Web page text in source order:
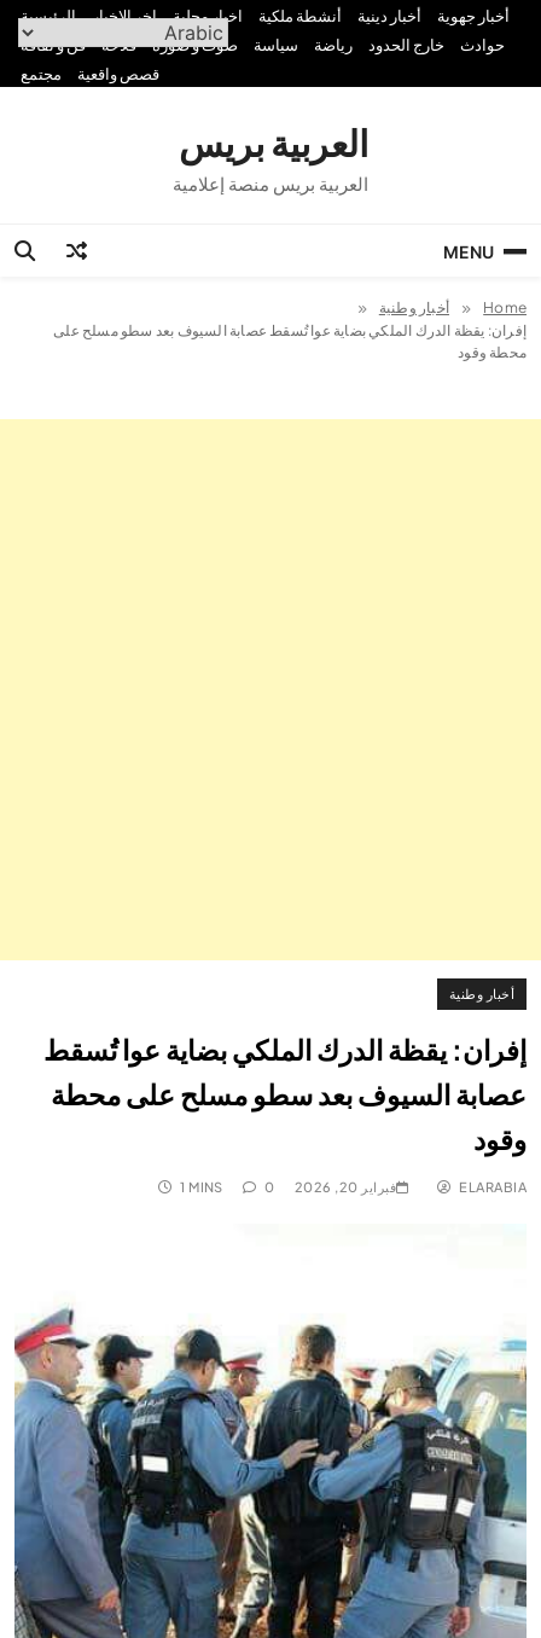
Skipأخبار جهوية أخبار دينية أنشطة ملكية اخبار محلية اخر الاخبار
الرئيسية
حوادث
خارج الحدود رياضة سياسة صوت و صورة فلاحة
فن و ثقافة
قصص واقعية
مجتمع
العربية بريس
العربية بريس منصة إعلامية
MENU
Home
أخبار وطنية
إفران: يقظة الدرك الملكي بضاية عوا تُسقط عصابة السيوف بعد سطو مسلح على
محطة وقود
أخبار وطنية
إفران: يقظة الدرك الملكي بضاية عوا تُسقط
عصابة السيوف بعد سطو مسلح على محطة
وقود
ELARABIA فبراير 20, 2026 0
1 MINS